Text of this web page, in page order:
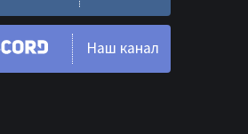
Наш канал